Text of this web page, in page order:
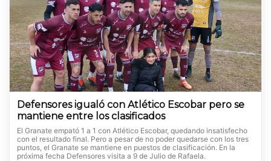
Defensores igualó con Atlético Escobar pero se
mantiene entre los clasificados
El Granate empató 1 a 1 con Atlético Escobar, quedando insatisfecho
con el resultado final. Pero a pesar de no poder quedarse con los tres
puntos, el Granate se mantiene en puestos de clasificación. En la
próxima fecha Defensores visita a 9 de Julio de Rafaela.